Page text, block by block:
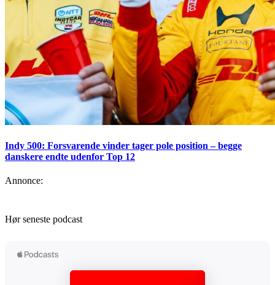
Indy 500: Forsvarende vinder tager pole position – begge
danskere endte udenfor Top 12
Annonce:
Hør seneste podcast